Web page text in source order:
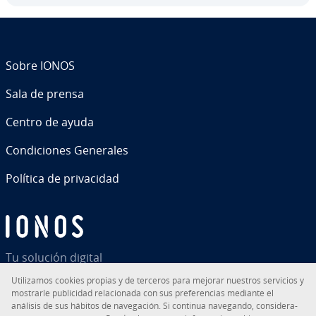
Tu solución digital
Sobre IONOS
Sala de prensa
Centro de ayuda
Co­n­di­cio­nes Generales
Política de pri­va­ci­dad
Uti­li­za­mos cookies propias y de terceros para mejorar nuestros servicios y
mostrarle pu­bli­ci­dad re­la­cio­na­da con sus pre­fe­re­n­cias mediante el
análisis de sus hábitos de na­ve­ga­ción. Si continua navegando, co­n­si­de­ra­